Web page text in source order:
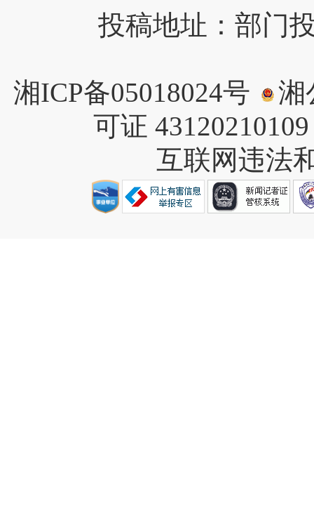
投稿地址：部门
湘ICP备05018024号
湘
可证
互联网违法